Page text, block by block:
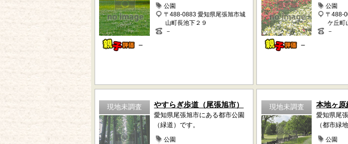
－
公園
〒488-0883 愛知県尾張旭市城
山町長池下２９
－
－
公園
〒488-
ケ丘町
－
現地未調査 やすらぎ歩道（尾張旭市）
愛知県尾張旭市にある都市公園
（緑道）です。
公園
現地未調査 本地ヶ原
愛知県尾
（都市緑
公園